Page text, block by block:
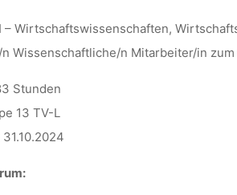
– Wirtschaftswissenschaften,
Wissenschaftliche/n Mitarbeiter/in zum
Stunden
13 TV-L